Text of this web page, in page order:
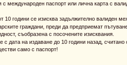
с международен паспорт или лична карта с
10 години се изисква задължително валиден
граждани, преди да предприемат
съобразена с посочените изисквания.
дата на издаване до 10 години назад, считано
само с паспорт!